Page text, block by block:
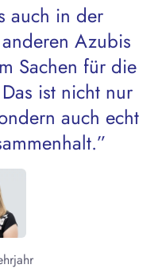
auch in der
Azubis
Sachen für die
ist nicht nur
auch echt